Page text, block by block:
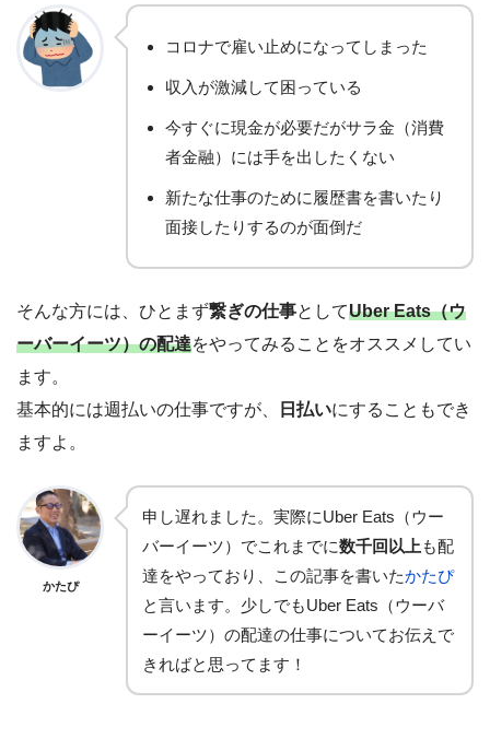
コロナで雇い止めになってしまった
収入が激減して困っている
今すぐに現金が必要だがサラ金（消費
者金融）には手を出したくない
新たな仕事のために履歴書を書いたり
面接したりするのが面倒だ
そんな方には、ひとまず繋ぎの仕事としてUber Eats（ウ
ーバーイーツ）の配達をやってみることをオススメしてい
ます。
基本的には週払いの仕事ですが、
日払いにすることもでき
ますよ。
かたぴ
申し遅れました。実際にUber Eats（ウー
バーイーツ）でこれまでに数千回以上 も配
達をやっており、この記事を書いたかたぴ
と言います。少しでもUber Eats（ウーバ
ーイーツ）の配達の仕事についてお伝えで
きればと思ってます！